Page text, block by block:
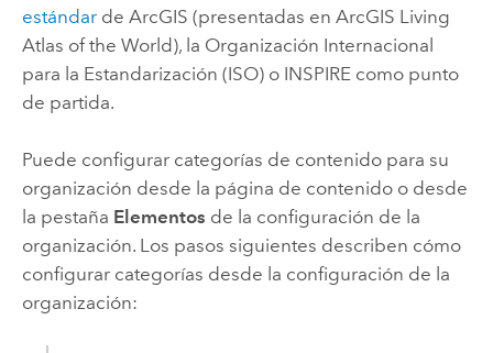
estándarde ArcGIS (presentadas en ArcGIS Living
Atlas of the World), la Organización Internacional
para la Estandarización (ISO) o INSPIRE como punto
de partida.
Puede configurar categorías de contenido para su
organización desde la página de contenido o desde
la pestaña Elementos de la configuración de la
organización. Los pasos siguientes describen cómo
configurar categorías desde la configuración de la
organización: